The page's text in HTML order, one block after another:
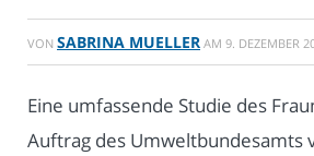
VON SABRINA MUELLER AM 9. DEZEMBER
Eine umfassende Studie des
Auftrag des Umweltbundesamts